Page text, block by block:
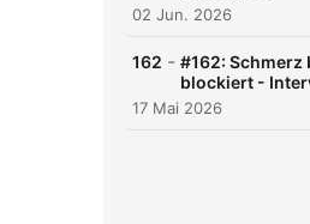
02 Jun. 2026
162 - #162: Schmerz
blockiert -
17 Mai 2026